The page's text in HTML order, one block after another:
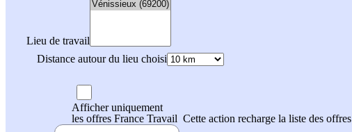
Lieu de travail
Distance autour du lieu choisi
Afficher uniquement
les offres France Travail Cette action recharge la liste des offres